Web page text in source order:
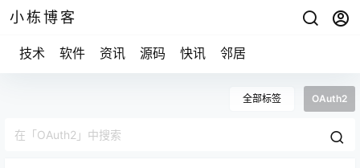
小栋博客
技术 软件 资讯 源码 快讯 邻居
全部标签 OAuth2